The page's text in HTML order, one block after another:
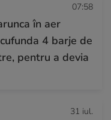
07:58
în aer
4 barje de
pentru a devia
31 iul.